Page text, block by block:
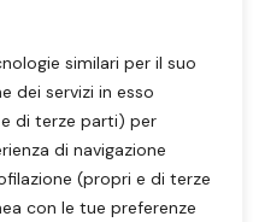
similari per il suo
dei servizi in esso
di terze parti) per
di navigazione
(propri e di terze
con le tue preferenze
–Instagram
– Nutrizionista